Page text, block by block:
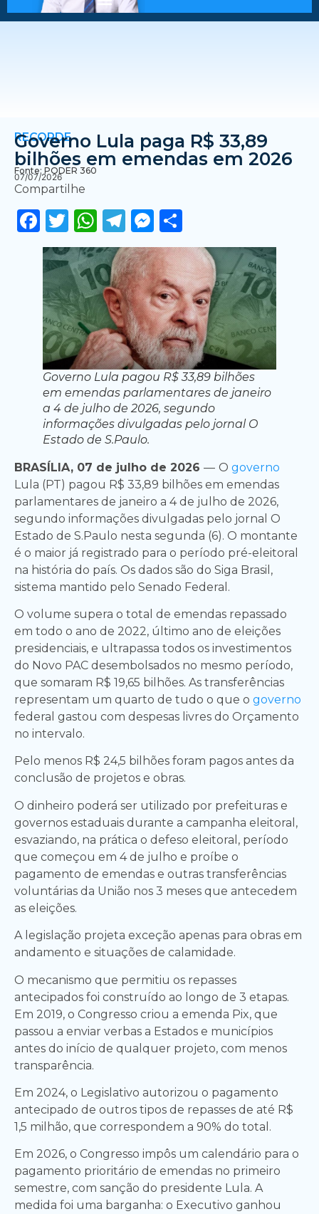
RECORDE
Governo Lula paga R$ 33,89
bilhões em emendas em 2026
Fonte: PODER 360
07/07/2026
Compartilhe
Facebook
Twitter
WhatsApp
Telegram
Messenger
Governo Lula pagou R$ 33,89 bilhões
em emendas parlamentares de janeiro
a 4 de julho de 2026, segundo
informações divulgadas pelo jornal O
Estado de S.Paulo.
BRASÍLIA, 07 de julho de 2026 — O governo
Lula (PT) pagou R$ 33,89 bilhões em emendas
parlamentares de janeiro a 4 de julho de 2026,
segundo informações divulgadas pelo jornal O
Estado de S.Paulo nesta segunda (6). O montante
é o maior já registrado para o período pré-eleitoral
na história do país. Os dados são do Siga Brasil,
sistema mantido pelo Senado Federal.
O volume supera o total de emendas repassado
em todo o ano de 2022, último ano de eleições
presidenciais, e ultrapassa todos os investimentos
do Novo PAC desembolsados no mesmo período,
que somaram R$ 19,65 bilhões. As transferências
representam um quarto de tudo o que o governo
federal gastou com despesas livres do Orçamento
no intervalo.
Pelo menos R$ 24,5 bilhões foram pagos antes da
conclusão de projetos e obras.
O dinheiro poderá ser utilizado por prefeituras e
governos estaduais durante a campanha eleitoral,
esvaziando, na prática o defeso eleitoral, período
que começou em 4 de julho e proíbe o
pagamento de emendas e outras transferências
voluntárias da União nos 3 meses que antecedem
as eleições.
A legislação projeta exceção apenas para obras em
andamento e situações de calamidade.
O mecanismo que permitiu os repasses
antecipados foi construído ao longo de 3 etapas.
Em 2019, o Congresso criou a emenda Pix, que
passou a enviar verbas a Estados e municípios
antes do início de qualquer projeto, com menos
transparência.
Em 2024, o Legislativo autorizou o pagamento
antecipado de outros tipos de repasses de até R$
1,5 milhão, que correspondem a 90% do total.
Em 2026, o Congresso impôs um calendário para o
pagamento prioritário de emendas no primeiro
semestre, com sanção do presidente Lula. A
medida foi uma barganha: o Executivo ganhou